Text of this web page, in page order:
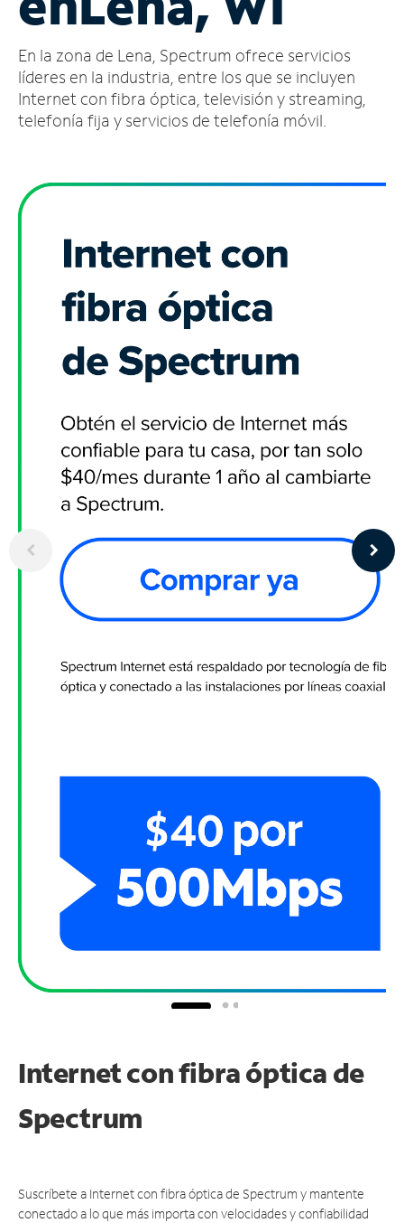
cuenta
Encuentra
una
tienda
En la zona de Lena, Spectrum ofrece servicios
líderes en la industria, entre los que se incluyen
Internet con fibra óptica, televisión y streaming,
telefonía fija y servicios de telefonía móvil.
Internet con fibra óptica de
Spectrum
Suscríbete a Internet con fibra óptica de Spectrum y mantente
conectado a lo que más importa con velocidades y confiabilidad